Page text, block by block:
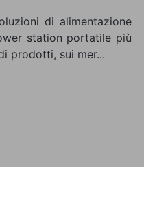
di alimentazione
station portatile più
prodotti, sui mer...